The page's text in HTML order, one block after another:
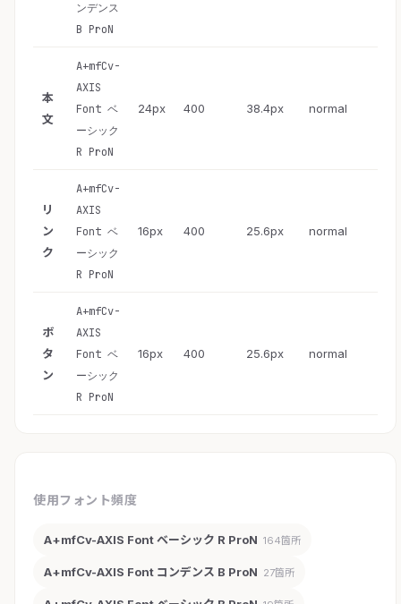
ンデンス
B ProN
本
文
A+mfCv-
AXIS
Font ベ
ーシック
R ProN
24px 400 38.4px normal
リ
ン
ク
A+mfCv-
AXIS
Font ベ
ーシック
R ProN
16px 400 25.6px normal
ボ
タ
ン
A+mfCv-
AXIS
Font ベ
ーシック
R ProN
16px 400 25.6px normal
使用フォント頻度
A+mfCv-AXIS Font ベーシック R ProN 164箇所
A+mfCv-AXIS Font コンデンス B ProN 27箇所